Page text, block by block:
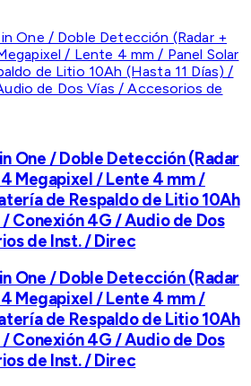
One / Doble Detección (Radar
4 Megapixel / Lente 4 mm /
de Respaldo de Litio 10Ah
/ Conexión 4G / Audio de Dos
de Inst. / Direc
One / Doble Detección (Radar
4 Megapixel / Lente 4 mm /
de Respaldo de Litio 10Ah
/ Conexión 4G / Audio de Dos
de Inst. / Direc